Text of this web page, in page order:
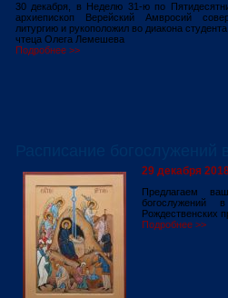
30 декабря, в Неделю 31-ю по
архиепископ Верейский Амвросий
литургию и рукоположил во диакона
чтеца Олега Лемешева
Подробнее >>
29 декабря
Предлагаем
богослужений
Рождественских
Подробнее >>